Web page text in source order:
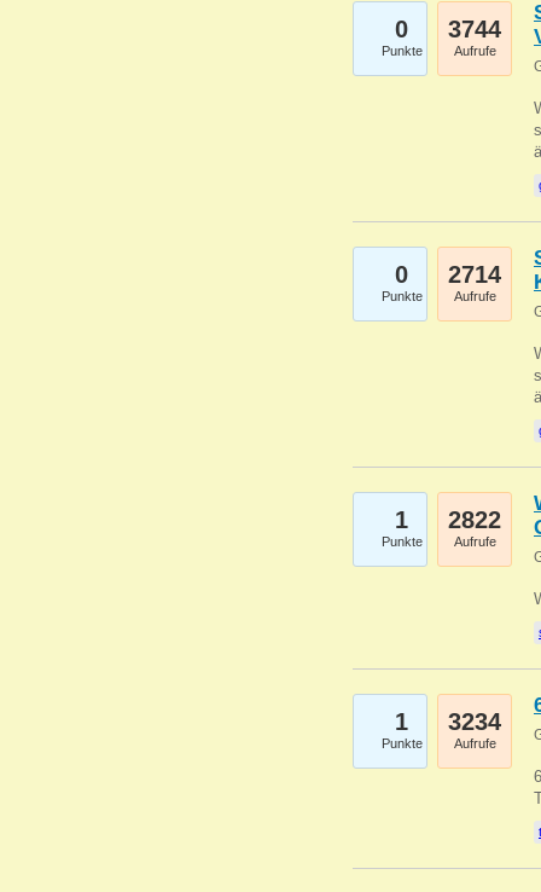
0
Punkte
3744
Aufrufe
0
Punkte
2714
Aufrufe
1
Punkte
2822
Aufrufe
1
Punkte
3234
Aufrufe